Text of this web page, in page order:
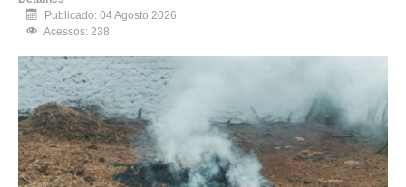
Publicado: 04 Agosto 2026
Acessos: 238